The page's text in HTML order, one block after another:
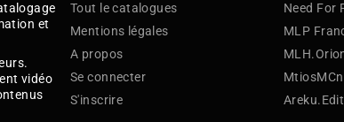
et
vidéo
Tout le catalogues
Mentions légales
A propos
Se connecter
S'inscrire
Need For
MLP
MtiosMCn